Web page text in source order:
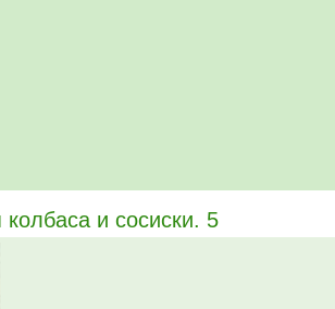
и сосиски. 5